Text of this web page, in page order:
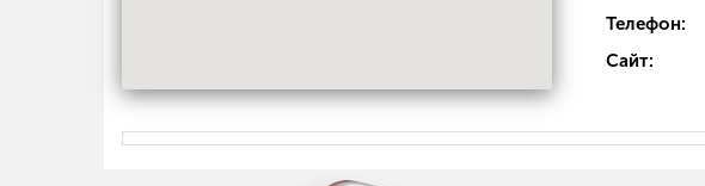
Телефон:
Сайт: